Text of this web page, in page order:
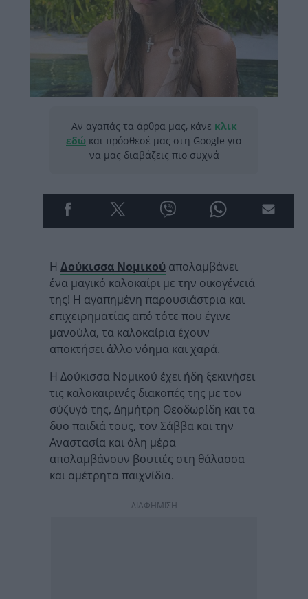
Αν αγαπάς τα άρθρα μας, κάνε κλικ
εδώ και πρόσθεσέ μας στη Google για
να μας διαβάζεις πιο συχνά
Η Δούκισσα Νομικού απολαμβάνει
ένα μαγικό καλοκαίρι με την οικογένειά
της! Η αγαπημένη παρουσιάστρια και
επιχειρηματίας από τότε που έγινε
μανούλα, τα καλοκαίρια έχουν
αποκτήσει άλλο νόημα και χαρά.
Η Δούκισσα Νομικού έχει ήδη ξεκινήσει
τις καλοκαιρινές διακοπές της με τον
σύζυγό της, Δημήτρη Θεοδωρίδη και τα
δυο παιδιά τους, τον Σάββα και την
Αναστασία και όλη μέρα
απολαμβάνουν βουτιές στη θάλασσα
και αμέτρητα παιχνίδια.
ΔΙΑΦΗΜΙΣΗ